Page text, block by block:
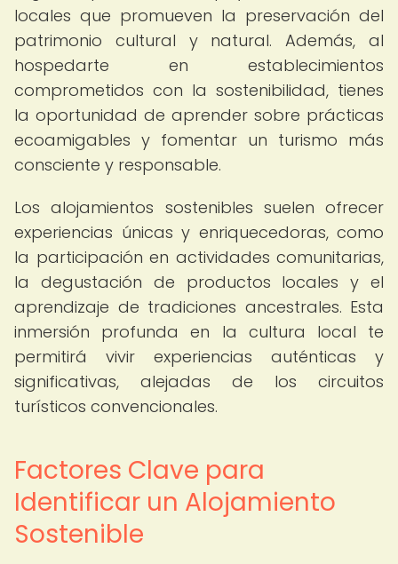
locales que promueven la preservación del
patrimonio cultural y natural. Además, al
hospedarte en establecimientos
comprometidos con la sostenibilidad, tienes
la oportunidad de aprender sobre prácticas
ecoamigables y fomentar un turismo más
consciente y responsable.
Los alojamientos sostenibles suelen ofrecer
experiencias únicas y enriquecedoras, como
la participación en actividades comunitarias,
la degustación de productos locales y el
aprendizaje de tradiciones ancestrales. Esta
inmersión profunda en la cultura local te
permitirá vivir experiencias auténticas y
significativas, alejadas de los circuitos
turísticos convencionales.
Factores Clave para
Identificar un Alojamiento
Sostenible